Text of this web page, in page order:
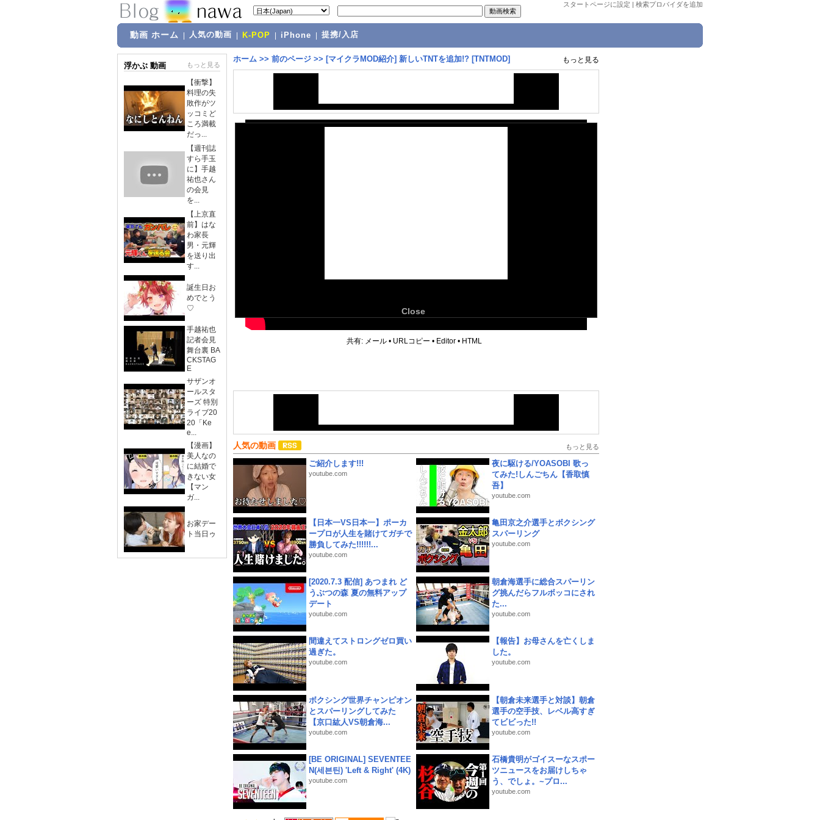
スタートページに設定 | 検索プロバイダを追加
動画 ホーム 人気の動画 K-POP iPhone 提携/入店
浮かぶ 動画 もっと見る
【衝撃】
料理の失
敗作がツ
ッコミど
ころ満載
だっ...
【週刊誌
すら手玉
に】手越
祐也さん
の会見
を...
【上京直
前】はな
わ家長
男・元輝
を送り出
す...
誕生日お
めでとう
♡
手越祐也
記者会見
舞台裏 BA
CKSTAG
E
サザンオ
ールスタ
ーズ 特別
ライブ20
20「Ke
e...
【漫画】
美人なの
に結婚で
きない女
【マン
ガ...
お家デー
ト当日ゥ
ホーム >> 前のページ >> [マイクラMOD紹介] 新しいTNTを追加!? [TNTMOD] もっと見る
Close
共有: メール • URLコピー • Editor • HTML
人気の動画 もっと見る
ご紹介します!!!
youtube.com
夜に駆ける/YOASOBI 歌っ
てみた!しんごちん【香取慎
吾】
youtube.com
【日本一VS日本一】ポーカ
ープロが人生を賭けてガチで
勝負してみた!!!!!!...
youtube.com
亀田京之介選手とボクシング
スパーリング
youtube.com
[2020.7.3 配信] あつまれ ど
うぶつの森 夏の無料アップ
デート
youtube.com
朝倉海選手に総合スパーリン
グ挑んだらフルボッコにされ
た...
youtube.com
間違えてストロングゼロ買い
過ぎた。
youtube.com
【報告】お母さんを亡くしま
した。
youtube.com
ボクシング世界チャンピオン
とスパーリングしてみた
【京口紘人VS朝倉海...
youtube.com
【朝倉未来選手と対談】朝倉
選手の空手技、レベル高すぎ
てビビった!!
youtube.com
[BE ORIGINAL] SEVENTEE
N(세븐틴) 'Left & Right' (4K)
youtube.com
石橋貴明がゴイスーなスポー
ツニュースをお届けしちゃ
う、でしょ。~プロ...
youtube.com